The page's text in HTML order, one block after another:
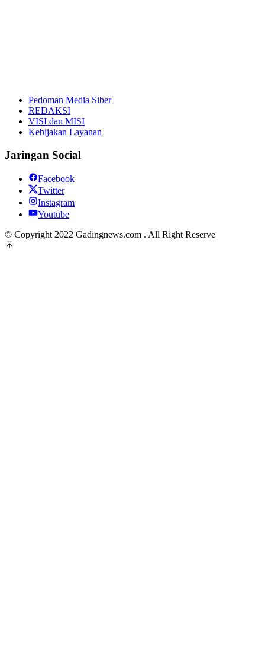
Pedoman Media Siber
REDAKSI
VISI dan MISI
Kebijakan Layanan
Jaringan Social
Facebook
Twitter
Instagram
Youtube
© Copyright 2022 Gadingnews.com . All Right Reserve